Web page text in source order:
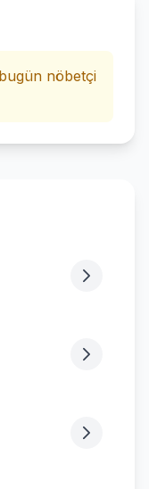
nöbetçi